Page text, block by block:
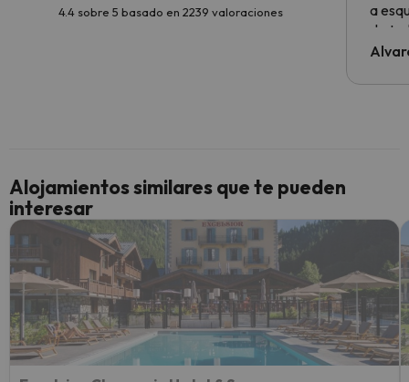
4.4 sobre 5 basado en 2239 valoraciones
a
de
al
culpa
yo.
Alojamientos similares que te pueden
interesar